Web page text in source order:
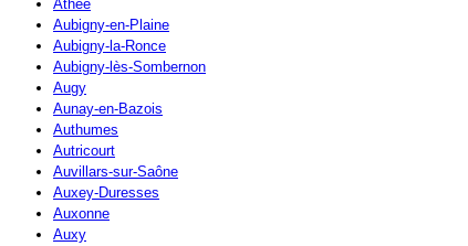
Athée
Aubigny-en-Plaine
Aubigny-la-Ronce
Aubigny-lès-Sombernon
Augy
Aunay-en-Bazois
Authumes
Autricourt
Auvillars-sur-Saône
Auxey-Duresses
Auxonne
Auxy